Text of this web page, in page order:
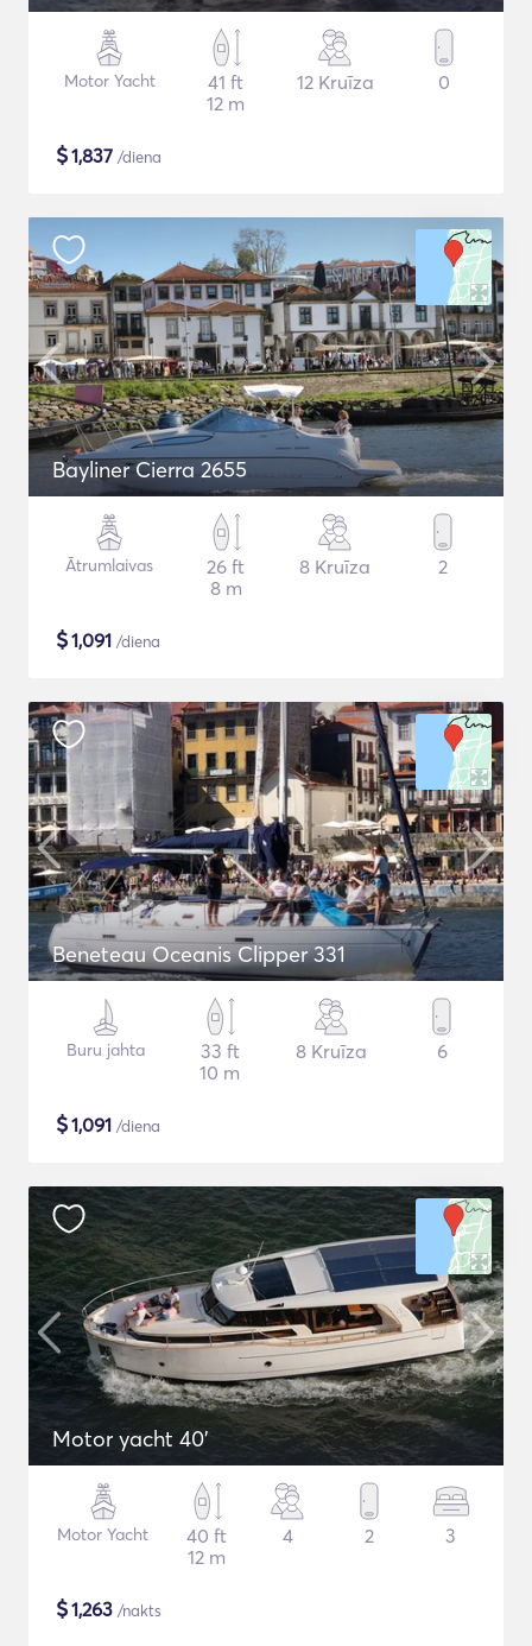
Motor Yacht
41 ft
12 m
12 Kruīza 0
$1,837 /diena
Bayliner Cierra 2655
Ātrumlaivas
26 ft
8 m
8 Kruīza 2
$1,091 /diena
Beneteau Oceanis Clipper 331
Buru jahta
33 ft
10 m
8 Kruīza 6
$1,091 /diena
Motor yacht 40'
Motor Yacht
40 ft
12 m
4 2 3
$1,263 /nakts